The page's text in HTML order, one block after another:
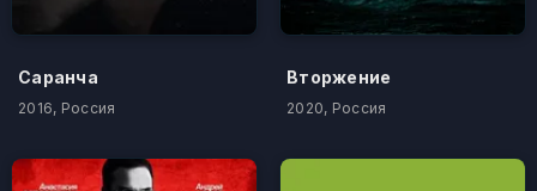
Саранча
2016, Россия
Вторжение
2020, Россия